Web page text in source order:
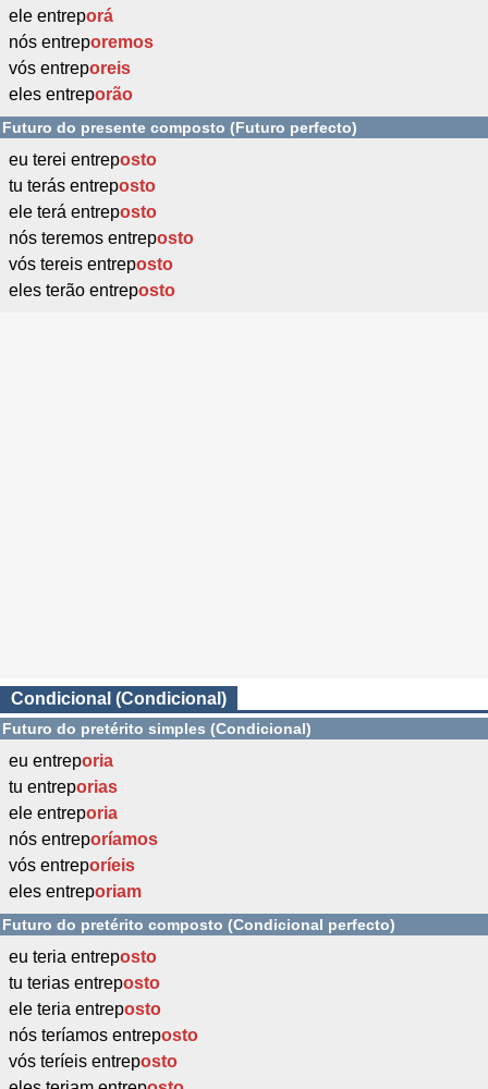
ele entreporá
nós entreporemos
vós entreporeis
eles entreporão
Futuro do presente composto (Futuro perfecto)
eu terei entreposto
tu terás entreposto
ele terá entreposto
nós teremos entreposto
vós tereis entreposto
eles terão entreposto
Condicional (Condicional)
Futuro do pretérito simples (Condicional)
eu entreporia
tu entreporias
ele entreporia
nós entreporíamos
vós entreporíeis
eles entreporiam
Futuro do pretérito composto (Condicional perfecto)
eu teria entreposto
tu terias entreposto
ele teria entreposto
nós teríamos entreposto
vós teríeis entreposto